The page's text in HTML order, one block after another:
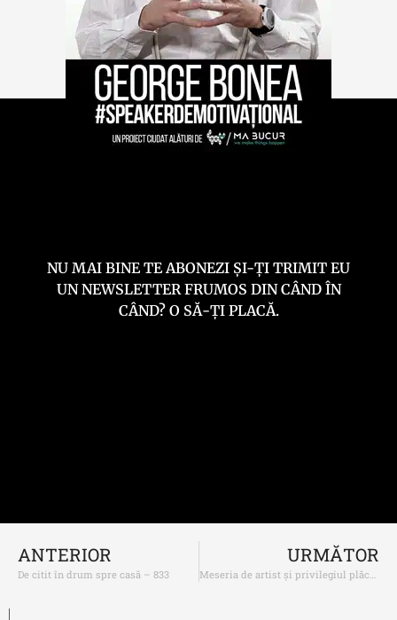
NU MAI BINE TE ABONEZI ȘI-ȚI TRIMIT EU
UN NEWSLETTER FRUMOS DIN CÂND ÎN
CÂND? O SĂ-ȚI PLACĂ.
ANTERIOR
De citit în drum spre casă – 833
URMĂTOR